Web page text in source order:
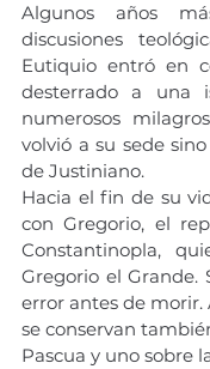
Algunos años
discusiones
Eutiquio entró en
desterrado a una
numerosos
volvió a su sede
de Justiniano.
Hacia el fin de su
con Gregorio, el
Constantinopla,
Gregorio el Grande.
error antes de morir.
se conservan
Pascua y uno sobre